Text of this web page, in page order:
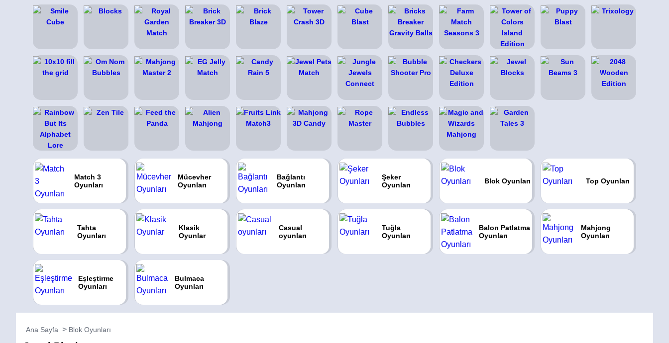
Match 3
Oyunları
Mücevher
Oyunları
Bağlantı
Oyunları
Şeker
Oyunları
Blok Oyunları Top Oyunları
Tahta
Oyunları
Klasik
Oyunlar
Casual
oyunları
Tuğla
Oyunları
Balon Patlatma
Oyunları
Mahjong
Oyunları
Eşleştirme
Oyunları
Bulmaca
Oyunları
Ana Sayfa Blok Oyunları